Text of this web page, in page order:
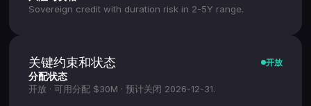
Sovereign credit with duration risk in 2-5Y range.
关键约束和状态 开放
分配状态
开放 · 可用分配 $30M · 预计关闭 2026-12-31.